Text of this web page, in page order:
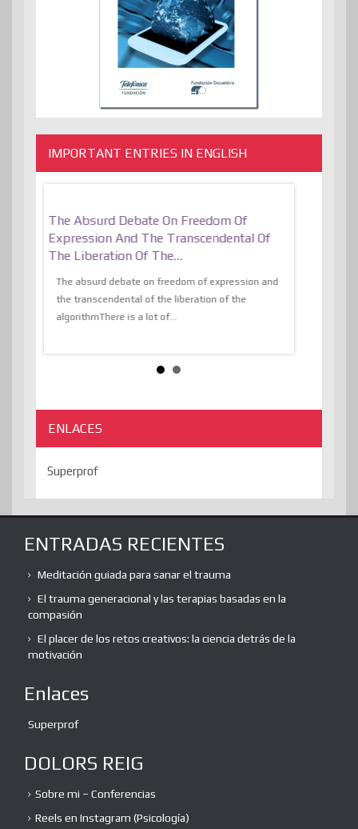
IMPORTANT ENTRIES IN ENGLISH
The Absurd Debate On Freedom Of
Expression And The Transcendental Of
The Liberation Of The…
The absurd debate on freedom of expression and
the transcendental of the liberation of the
algorithmThere is a lot of...
ENLACES
Superprof
ENTRADAS RECIENTES
Meditación guiada para sanar el trauma
El trauma generacional y las terapias basadas en la
compasión
El placer de los retos creativos: la ciencia detrás de la
motivación
Enlaces
Superprof
DOLORS REIG
Sobre mi – Conferencias
Reels en Instagram (Psicología)